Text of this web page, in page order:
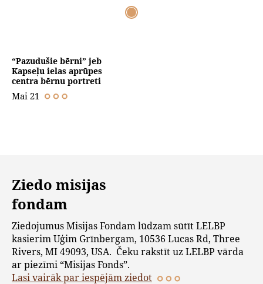
“Pazudušie bērni” jeb Kapseļu ielas
aprūpes centra bērnu portreti
“Pazudušie bērni” jeb Kapseļu ielas
aprūpes centra bērnu portreti
“Pazudušie bērni” jeb Kapseļu ielas
aprūpes centra bērnu portreti
“Pazudušie bērni” jeb
Kapseļu ielas aprūpes
centra bērnu portreti
Mai 21
Ziedo misijas
fondam
Ziedojumus Misijas Fondam lūdzam sūtīt LELBP
kasierim Uģim Grīnbergam, 10536 Lucas Rd, Three
Rivers, MI 49093, USA. Čeku rakstīt uz LELBP vārda
ar piezīmi “Misijas Fonds”.
Lasi vairāk par iespējām ziedot